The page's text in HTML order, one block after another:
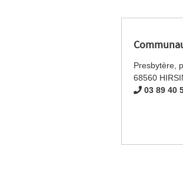
Presbytère,
68560
03 89 40